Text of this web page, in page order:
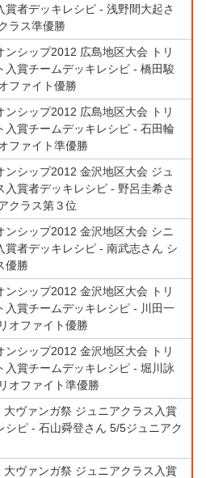
賞者デッキレシピ - 浅野間大起さ
ラス準優勝
ンシップ2012 広島地区大会 トリ
入賞チームデッキレシピ - 橋田駿
ファイト優勝
ンシップ2012 広島地区大会 トリ
入賞チームデッキレシピ - 石田輪
ファイト準優勝
ンシップ2012 金沢地区大会 ジュ
入賞者デッキレシピ - 野呂圭希さ
クラス第３位
ンシップ2012 金沢地区大会 シニ
賞者デッキレシピ - 南武志さん シ
優勝
ンシップ2012 金沢地区大会 トリ
入賞チームデッキレシピ - 川田一
オファイト優勝
ンシップ2012 金沢地区大会 トリ
入賞チームデッキレシピ - 堀川詠
オファイト準優勝
ヴァンガ祭 ジュニアクラス入賞
シピ - 石山舜登さん 5/5ジュニアク
ヴァンガ祭 ジュニアクラス入賞